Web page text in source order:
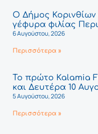
Ο Δήμος Κορινθίων
γέφυρα φιλίας
6 Αυγούστου, 2026
Περισσότερα »
Το πρώτο Kalamia
και Δευτέρα 10
5 Αυγούστου, 2026
Περισσότερα »